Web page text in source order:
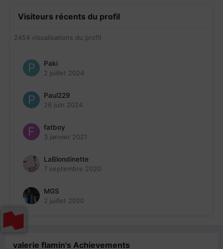
Visiteurs récents du profil
2454 visualisations du profil
Paki
2 juillet 2024
Paul229
26 juin 2024
fatboy
3 janvier 2021
LaBlondinette
7 septembre 2020
MGS
2 juillet 2020
valerie flamin's Achievements